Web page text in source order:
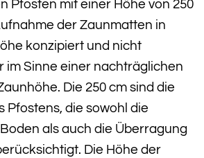
Pfosten mit einer Höhe von 250
der Zaunmatten in
konzipiert und nicht
im Sinne einer nachträglichen
Die 250 cm sind die
Pfostens, die sowohl die
als auch die Überragung
Die Höhe der